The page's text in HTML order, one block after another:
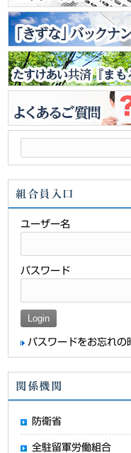
索:
組合員入口
ユーザー名
パスワード
パスワードをお忘れの
関係機関
防衛省
全駐留軍労働組合